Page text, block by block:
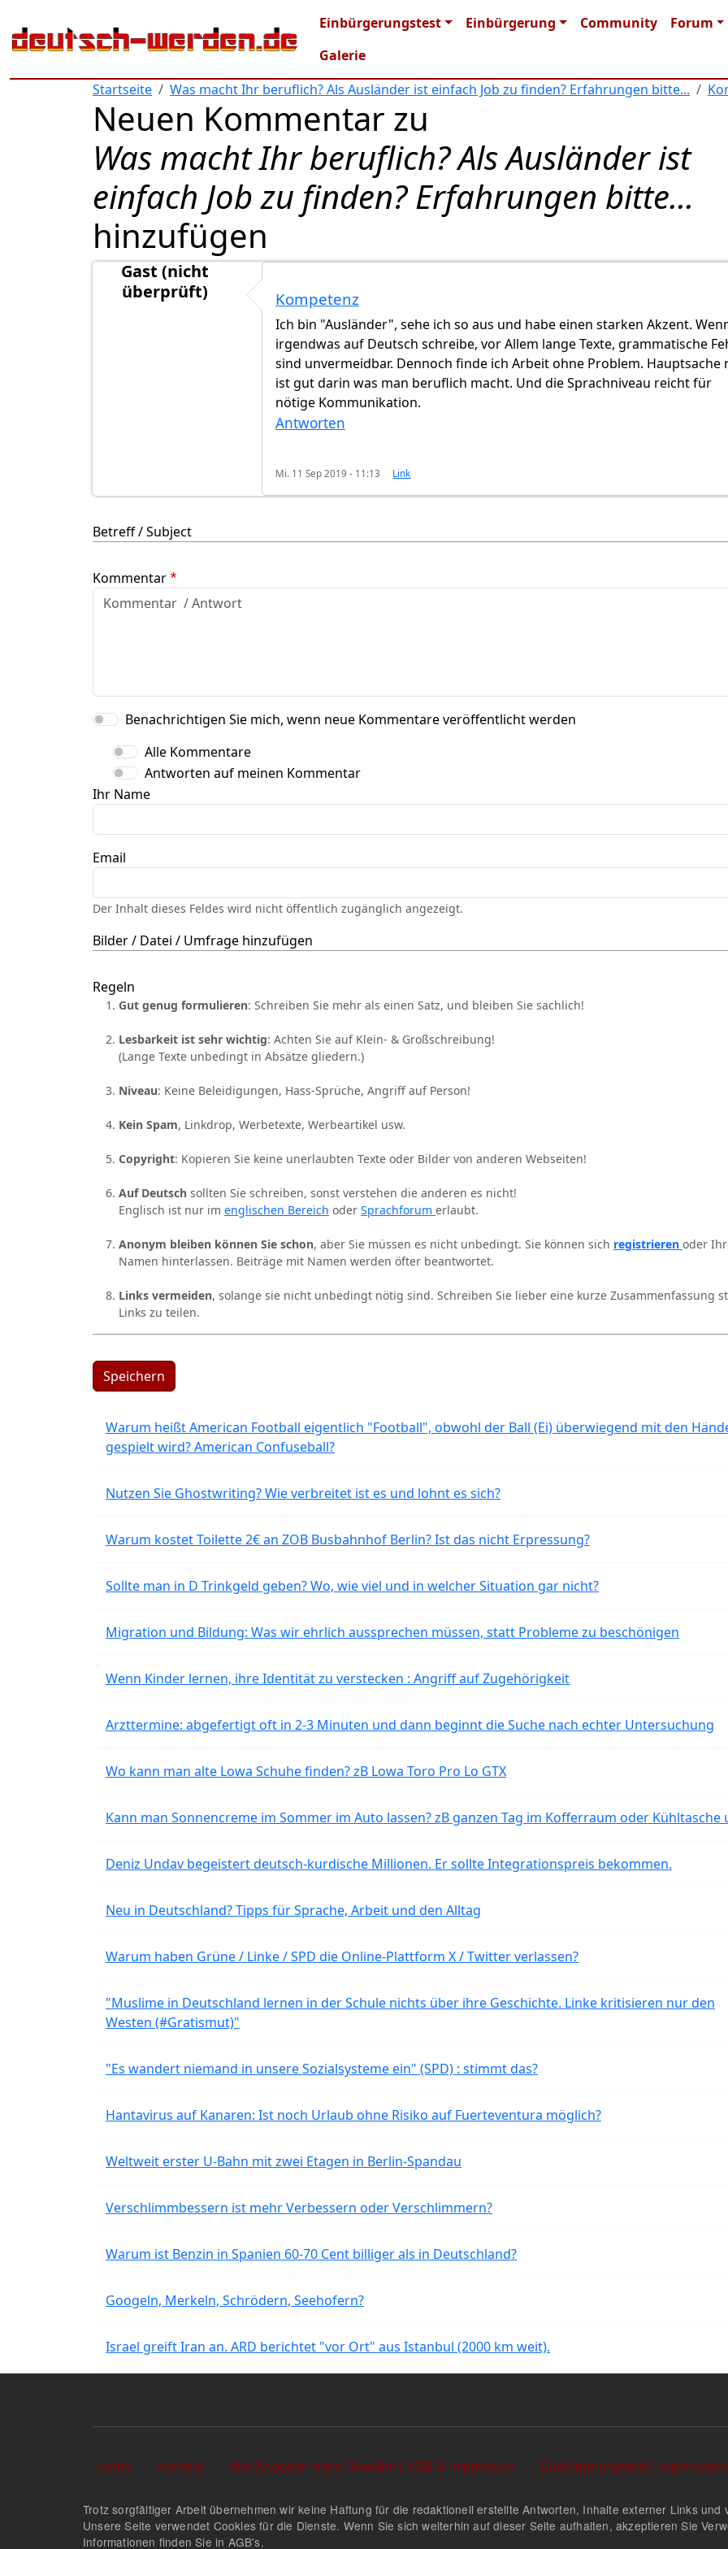
Main navigation
Einbürgerungstest Einbürgerung Community
Forum
Galerie
Startseite
Was macht Ihr beruflich? Als Ausländer ist einfach Job zu finden? Erfahrungen bitte...
Neuen Kommentar zu
Was macht Ihr beruflich? Als Ausländer ist
einfach Job zu finden? Erfahrungen bitte...
hinzufügen
Gast (nicht
überprüft)
Kompetenz
Ich bin "Ausländer", sehe ich so aus und habe einen starken Akzent.
irgendwas auf Deutsch schreibe, vor Allem lange Texte, grammatische
sind unvermeidbar. Dennoch finde ich Arbeit ohne Problem. Hauptsache
ist gut darin was man beruflich macht. Und die Sprachniveau reicht für
nötige Kommunikation.
Antworten
Mi. 11 Sep 2019 - 11:13 Link
Betreff / Subject
Kommentar
Benachrichtigen Sie mich, wenn neue Kommentare veröffentlicht werden
Alle Kommentare
Antworten auf meinen Kommentar
Ihr Name
Email
Der Inhalt dieses Feldes wird nicht öffentlich zugänglich angezeigt.
Bilder / Datei / Umfrage hinzufügen
Regeln
Gut genug formulieren: Schreiben Sie mehr als einen Satz, und bleiben Sie sachlich!
Lesbarkeit ist sehr wichtig: Achten Sie auf Klein- & Großschreibung!
(Lange Texte unbedingt in Absätze gliedern.)
Niveau: Keine Beleidigungen, Hass-Sprüche, Angriff auf Person!
Kein Spam, Linkdrop, Werbetexte, Werbeartikel usw.
Copyright: Kopieren Sie keine unerlaubten Texte oder Bilder von anderen Webseiten!
Auf Deutsch sollten Sie schreiben, sonst verstehen die anderen es nicht!
Englisch ist nur im englischen Bereich oder Sprachforum erlaubt.
Anonym bleiben können Sie schon, aber Sie müssen es nicht unbedingt. Sie können sich registrieren oder
Namen hinterlassen. Beiträge mit Namen werden öfter beantwortet.
Links vermeiden, solange sie nicht unbedingt nötig sind. Schreiben Sie lieber eine kurze Zusammenfassung
Links zu teilen.
Speichern
Warum heißt American Football eigentlich "Football", obwohl der Ball (Ei) überwiegend mit den
gespielt wird? American Confuseball?
Nutzen Sie Ghostwriting? Wie verbreitet ist es und lohnt es sich?
Warum kostet Toilette 2€ an ZOB Busbahnhof Berlin? Ist das nicht Erpressung?
Sollte man in D Trinkgeld geben? Wo, wie viel und in welcher Situation gar nicht?
Migration und Bildung: Was wir ehrlich aussprechen müssen, statt Probleme zu beschönigen
Wenn Kinder lernen, ihre Identität zu verstecken : Angriff auf Zugehörigkeit
Arzttermine: abgefertigt oft in 2-3 Minuten und dann beginnt die Suche nach echter Untersuchung
Wo kann man alte Lowa Schuhe finden? zB Lowa Toro Pro Lo GTX
Kann man Sonnencreme im Sommer im Auto lassen? zB ganzen Tag im Kofferraum oder Kühltasche
Deniz Undav begeistert deutsch-kurdische Millionen. Er sollte Integrationspreis bekommen.
Neu in Deutschland? Tipps für Sprache, Arbeit und den Alltag
Warum haben Grüne / Linke / SPD die Online-Plattform X / Twitter verlassen?
"Muslime in Deutschland lernen in der Schule nichts über ihre Geschichte. Linke kritisieren nur den
Westen (#Gratismut)"
"Es wandert niemand in unsere Sozialsysteme ein" (SPD) : stimmt das?
Hantavirus auf Kanaren: Ist noch Urlaub ohne Risiko auf Fuerteventura möglich?
Weltweit erster U-Bahn mit zwei Etagen in Berlin-Spandau
Verschlimmbessern ist mehr Verbessern oder Verschlimmern?
Warum ist Benzin in Spanien 60-70 Cent billiger als in Deutschland?
Googeln, Merkeln, Schrödern, Seehofern?
Israel greift Iran an. ARD berichtet "vor Ort" aus Istanbul (2000 km weit).
Sekundärlinks
Home Kontakt Alle Angaben ohne Gewähr! | AGB & Impressum Einbürgerungstest
Trotz sorgfältiger Arbeit übernehmen wir keine Haftung für die redaktionell erstellte Antworten, Inhalte externer Links
Unsere Seite verwendet Cookies für die Dienste. Wenn Sie sich weiterhin auf dieser Seite aufhalten, akzeptieren Sie
Informationen finden Sie in AGB's.